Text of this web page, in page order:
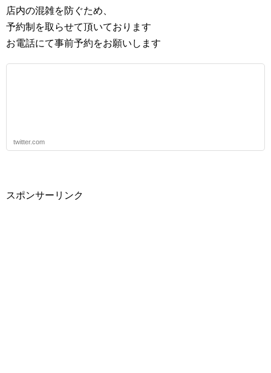
店内の混雑を防ぐため、
予約制を取らせて頂いております
お電話にて事前予約をお願いします
twitter.com
スポンサーリンク